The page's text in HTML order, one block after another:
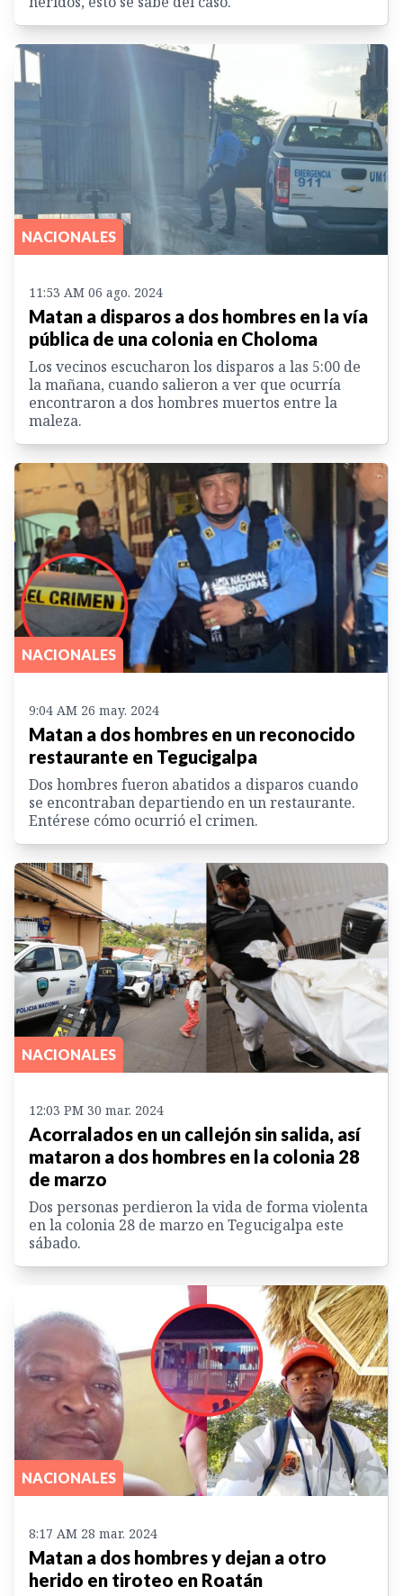
NACIONALES
11:53 AM 06 ago. 2024
Matan a disparos a dos hombres en la vía
pública de una colonia en Choloma
Los vecinos escucharon los disparos a las 5:00 de
la mañana, cuando salieron a ver que ocurría
encontraron a dos hombres muertos entre la
maleza.
NACIONALES
9:04 AM 26 may. 2024
Matan a dos hombres en un reconocido
restaurante en Tegucigalpa
Dos hombres fueron abatidos a disparos cuando
se encontraban departiendo en un restaurante.
Entérese cómo ocurrió el crimen.
NACIONALES
12:03 PM 30 mar. 2024
Acorralados en un callejón sin salida, así
mataron a dos hombres en la colonia 28
de marzo
Dos personas perdieron la vida de forma violenta
en la colonia 28 de marzo en Tegucigalpa este
sábado.
NACIONALES
8:17 AM 28 mar. 2024
Matan a dos hombres y dejan a otro
herido en tiroteo en Roatán